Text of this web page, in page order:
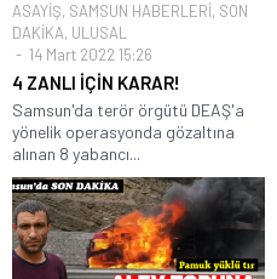
ASAYİŞ, SAMSUN HABERLERİ, SON
DAKİKA, ULUSAL
14 Mart 2022 15:26
4 ZANLI İÇİN KARAR!
Samsun'da terör örgütü DEAŞ'a
yönelik operasyonda gözaltına
alınan 8 yabancı...